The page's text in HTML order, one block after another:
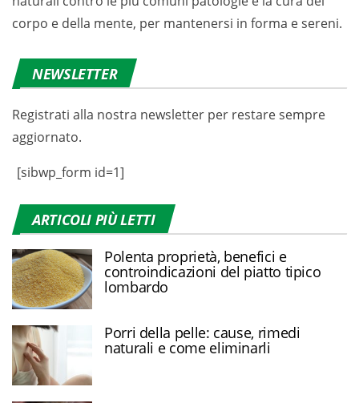
corpo e della mente, per mantenersi in forma e sereni.
NEWSLETTER
Registrati alla nostra newsletter per restare sempre
aggiornato.
[sibwp_form id=1]
ARTICOLI PIÙ LETTI
Polenta proprietà, benefici e
controindicazioni del piatto tipico
lombardo
Porri della pelle: cause, rimedi
naturali e come eliminarli